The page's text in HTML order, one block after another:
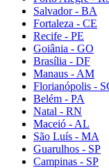
Salvador - BA
Fortaleza - CE
Recife - PE
Goiânia - GO
Brasília - DF
Manaus - AM
Florianópolis -
Belém - PA
Natal - RN
Maceió - AL
São Luís - MA
Guarulhos - SP
Campinas - SP